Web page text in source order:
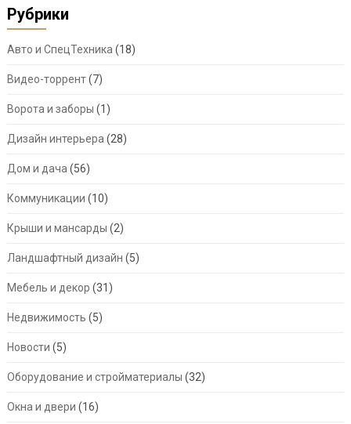
Рубрики
Авто и СпецТехника (18)
Видео-торрент(7)
Ворота и заборы (1)
Дизайн интерьера (28)
Дом и дача (56)
Коммуникации (10)
Крыши и мансарды (2)
Ландшафтный дизайн (5)
Мебель и декор (31)
Недвижимость (5)
Новости (5)
Оборудование и стройматериалы (32)
Окна и двери (16)